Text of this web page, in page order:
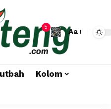
5
Aa
Kolom